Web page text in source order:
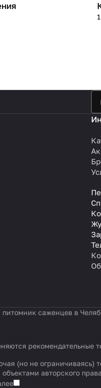
саженцев в
рекомендательные
(но не
авторского